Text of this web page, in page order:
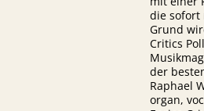
die sofort
Grund
Critics
der
Raphael
organ,